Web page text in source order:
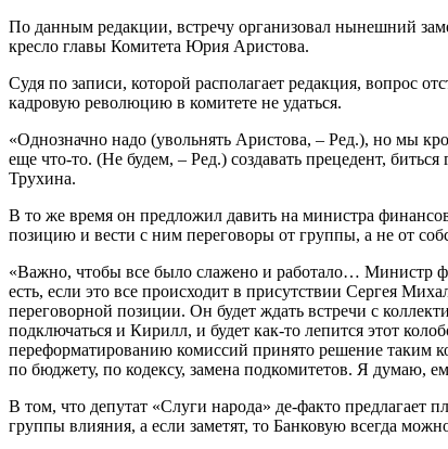
По данным редакции, встречу организовал нынешний
кресло главы Комитета Юрия Аристова.
Судя по записи, которой располагает редакция, вопрос
кадровую революцию в комитете не удаться.
«Однозначно надо (увольнять Аристова, – Ред.), но мы
еще что-то. (Не будем, – Ред.) создавать прецедент,
Трухина.
В то же время он предложил давить на министра
позицию и вести с ним переговоры от группы, а не от
«Важно, чтобы все было слажено и работало… Министр
есть, если это все происходит в присутствии Сергея
переговорной позиции. Он будет ждать встречи с
подключаться и Кирилл, и будет как-то лепится этот
переформатированию комиссий принято решение таким
по бюджету, по кодексу, замена подкомитетов. Я думаю,
В том, что депутат «Слуги народа» де-факто предлагает
группы влияния, а если заметят, то Банковую всегда